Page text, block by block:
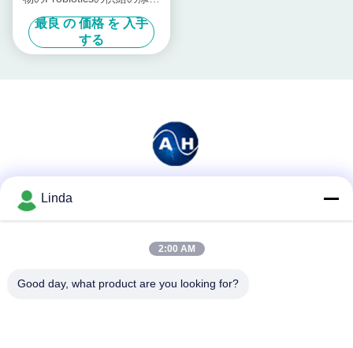
物
最良 の 価格 を 入手
する
迅速な連絡
Linda
2:00 AM
Good day, what product are you looking for?